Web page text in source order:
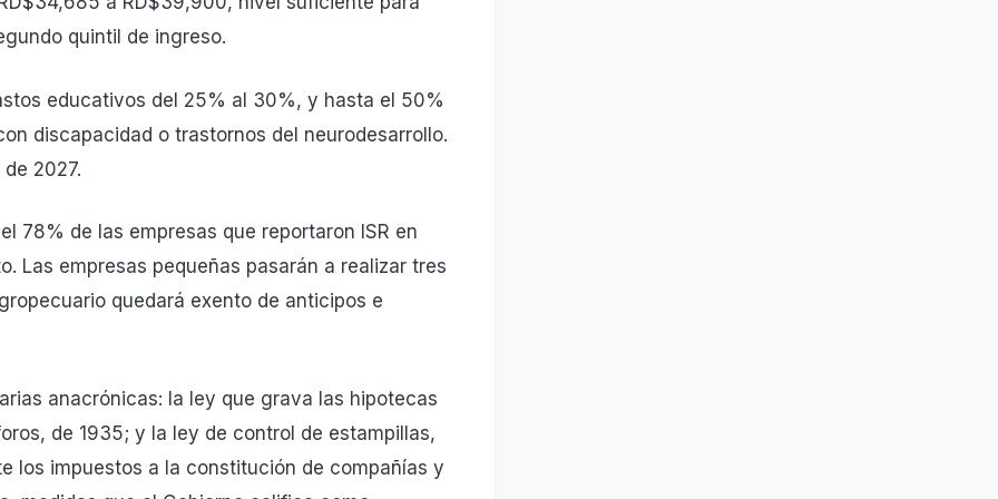
quintil de ingreso.
educativos del 25% al 30%, y hasta el 50%
discapacidad o trastornos del neurodesarrollo.
2027.
78% de las empresas que reportaron ISR en
Las empresas pequeñas pasarán a realizar tres
quedará exento de anticipos e
anacrónicas: la ley que grava las hipotecas
de 1935; y la ley de control de estampillas,
los impuestos a la constitución de compañías y